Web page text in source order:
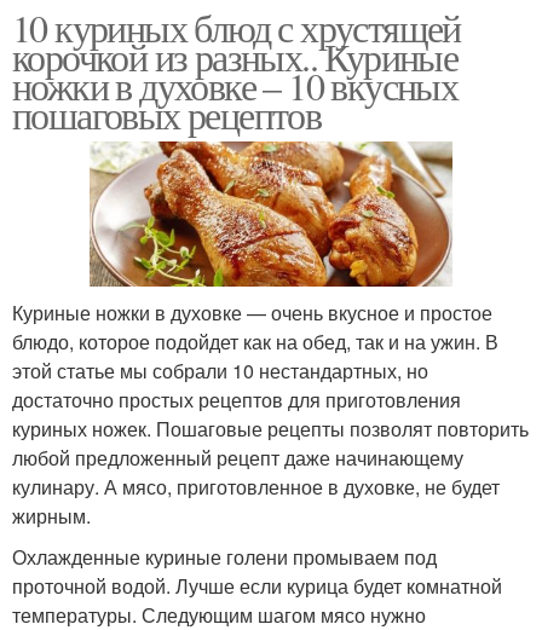
10 куриных блюд с хрустящей
корочкой из разных.. Куриные
ножки в духовке – 10 вкусных
пошаговых рецептов
Куриные ножки в духовке — очень вкусное и простое
блюдо, которое подойдет как на обед, так и на ужин. В
этой статье мы собрали 10 нестандартных, но
достаточно простых рецептов для приготовления
куриных ножек. Пошаговые рецепты позволят повторить
любой предложенный рецепт даже начинающему
кулинару. А мясо, приготовленное в духовке, не будет
жирным.
Охлажденные куриные голени промываем под
проточной водой. Лучше если курица будет комнатной
температуры. Следующим шагом мясо нужно